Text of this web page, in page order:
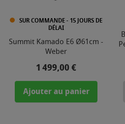
SUR COMMANDE - 15 JOURS DE
DÉLAI
Summit Kamado E6 Ø61cm -
Weber
Prix
1 499,00 €
Ajouter au panier